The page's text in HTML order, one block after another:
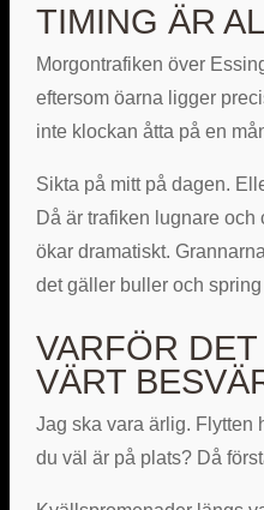
TIMING ÄR
Morgontrafiken över
eftersom öarna ligger
inte klockan åtta på en
Sikta på mitt på dagen.
Då är trafiken lugnare
ökar dramatiskt.
det gäller buller och
VARFÖR
VÄRT
Jag ska vara ärlig. Flytten
du väl är på plats? Då